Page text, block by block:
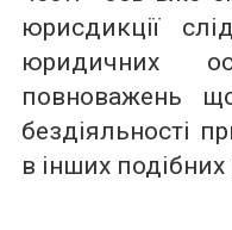
юрисдикції
юридичних
повноважень
бездіяльності
в інших